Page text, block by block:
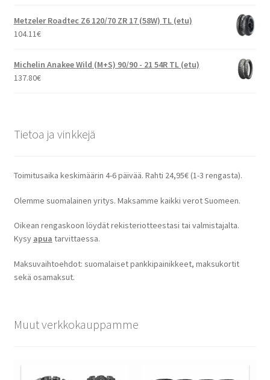
Metzeler Roadtec Z6 120/70 ZR 17 (58W) TL (etu)
104.11€
Michelin Anakee Wild (M+S) 90/90 - 21 54R TL (etu)
137.80€
Tietoa ja vinkkejä
Toimitusaika keskimäärin 4-6 päivää. Rahti 24,95€ (1-3 rengasta).
Olemme suomalainen yritys. Maksamme kaikki verot Suomeen.
Oikean rengaskoon löydät rekisteriotteestasi tai valmistajalta.
Kysy apua tarvittaessa.
Maksuvaihtoehdot: suomalaiset pankkipainikkeet, maksukortit
sekä osamaksut.
Muut verkkokauppamme